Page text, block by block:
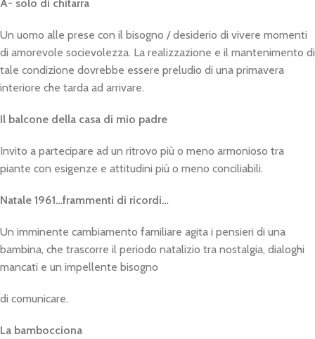
A- solo di chitarra
Un uomo alle prese con il bisogno / desiderio di vivere momenti
di amorevole socievolezza. La realizzazione e il mantenimento di
tale condizione dovrebbe essere preludio di una primavera
interiore che tarda ad arrivare.
Il balcone della casa di mio padre
Invito a partecipare ad un ritrovo più o meno armonioso tra
piante con esigenze e attitudini più o meno conciliabili.
Natale 1961…frammenti di ricordi…
Un imminente cambiamento familiare agita i pensieri di una
bambina, che trascorre il periodo natalizio tra nostalgia, dialoghi
mancati e un impellente bisogno
di comunicare.
La bambocciona